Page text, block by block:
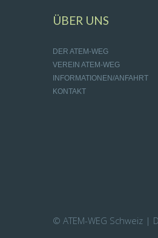
ÜBER UNS
DER ATEM-WEG
VEREIN ATEM-WEG
INFORMATIONEN/ANFAHRT
KONTAKT
© ATEM-WEG Schweiz |